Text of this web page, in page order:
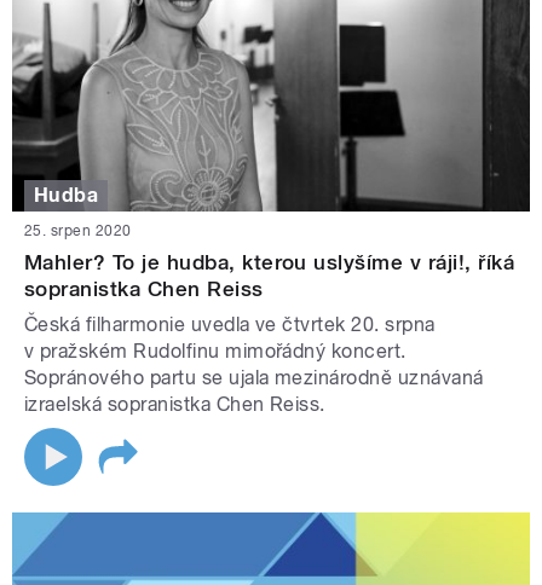
Hudba
25. srpen 2020
Mahler? To je hudba, kterou uslyšíme v ráji!, říká
sopranistka Chen Reiss
Česká filharmonie uvedla ve čtvrtek 20. srpna
v pražském Rudolfinu mimořádný koncert.
Sopránového partu se ujala mezinárodně uznávaná
izraelská sopranistka Chen Reiss.